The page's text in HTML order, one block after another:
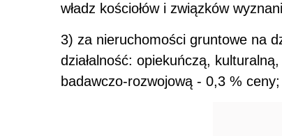
władz kościołów i związków
3) za nieruchomości gruntowe na
działalność: opiekuńczą,
badawczo-rozwojową - 0,3 % ceny;